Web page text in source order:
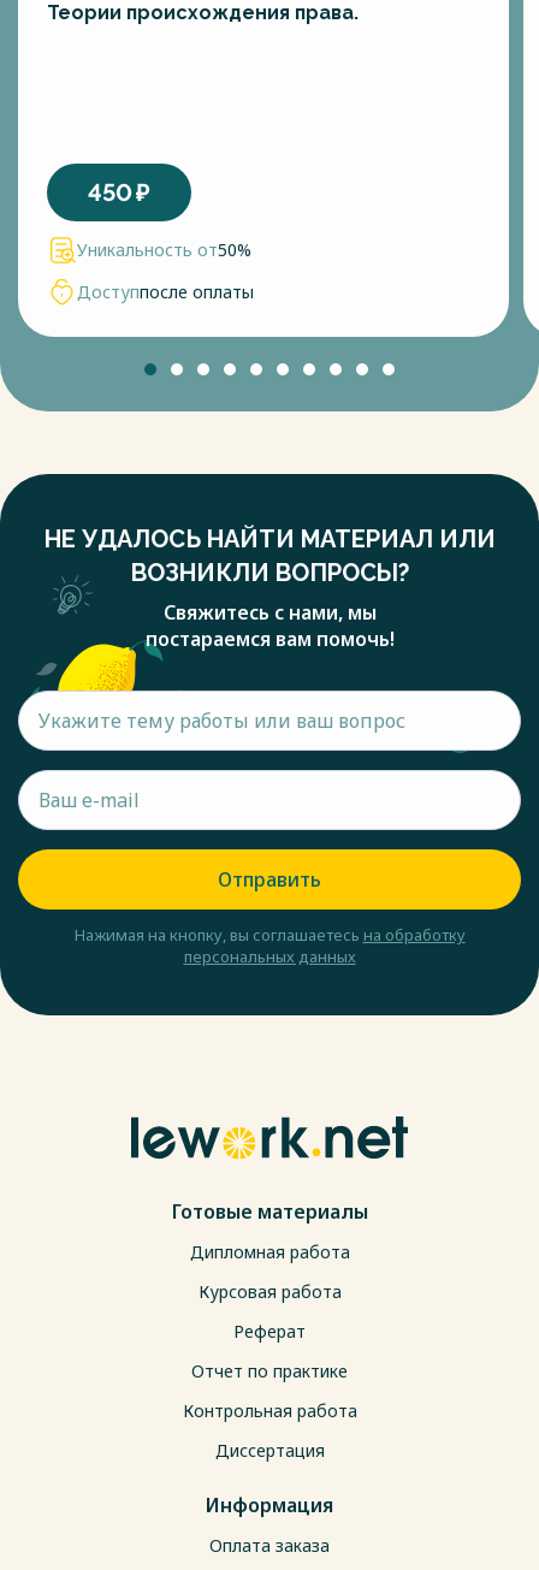
Теории происхождения права.
450₽
Уникальность от50%
Доступпосле оплаты
НЕ УДАЛОСЬ НАЙТИ МАТЕРИАЛ ИЛИ
ВОЗНИКЛИ ВОПРОСЫ?
Свяжитесь с нами, мы
постараемся вам помочь!
Отправить
Нажимая на кнопку, вы соглашаетесь на обработку
персональных данных
Готовые материалы
Дипломная работа
Курсовая работа
Реферат
Отчет по практике
Контрольная работа
Диссертация
Информация
Оплата заказа